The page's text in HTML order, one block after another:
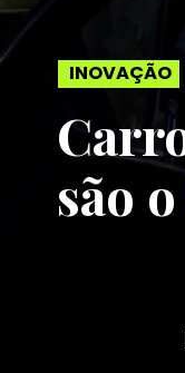
INOVAÇÃO
são